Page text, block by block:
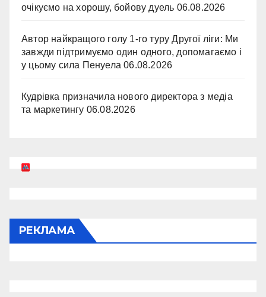
очікуємо на хорошу, бойову дуель 06.08.2026
Автор найкращого голу 1-го туру Другої ліги: Ми
завжди підтримуємо один одного, допомагаємо і
у цьому сила Пенуела 06.08.2026
Кудрівка призначила нового директора з медіа
та маркетингу 06.08.2026
РЕКЛАМА